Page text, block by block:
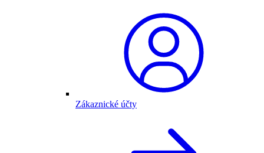
Zákaznické účty